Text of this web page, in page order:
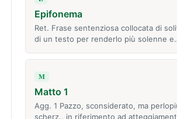
Epifonema
Ret. Frase sentenziosa collocata di
di un testo per renderlo più solenne
M
Matto 1
Agg. 1 Pazzo, sconsiderato, ma
scherz., in riferimento ad